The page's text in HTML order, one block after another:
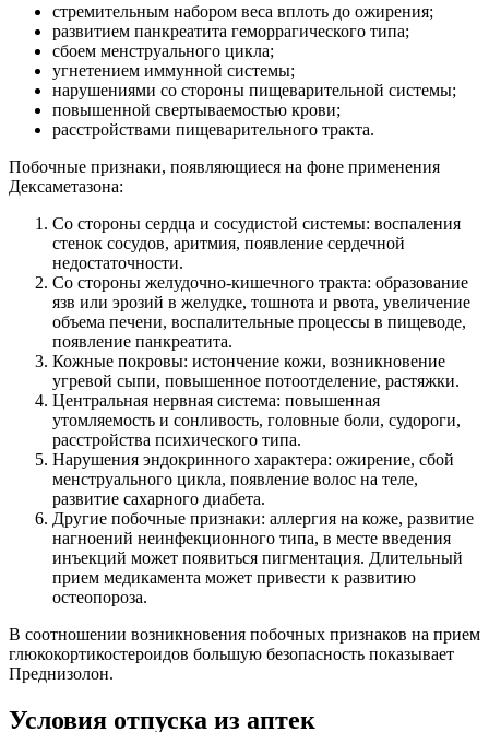
стремительным набором веса вплоть до ожирения;
развитием панкреатита геморрагического типа;
сбоем менструального цикла;
угнетением иммунной системы;
нарушениями со стороны пищеварительной системы;
повышенной свертываемостью крови;
расстройствами пищеварительного тракта.
Побочные признаки, появляющиеся на фоне применения
Дексаметазона:
Со стороны сердца и сосудистой системы: воспаления
стенок сосудов, аритмия, появление сердечной
недостаточности.
Со стороны желудочно-кишечного тракта: образование
язв или эрозий в желудке, тошнота и рвота, увеличение
объема печени, воспалительные процессы в пищеводе,
появление панкреатита.
Кожные покровы: истончение кожи, возникновение
угревой сыпи, повышенное потоотделение, растяжки.
Центральная нервная система: повышенная
утомляемость и сонливость, головные боли, судороги,
расстройства психического типа.
Нарушения эндокринного характера: ожирение, сбой
менструального цикла, появление волос на теле,
развитие сахарного диабета.
Другие побочные признаки: аллергия на коже, развитие
нагноений неинфекционного типа, в месте введения
инъекций может появиться пигментация. Длительный
прием медикамента может привести к развитию
остеопороза.
В соотношении возникновения побочных признаков на прием
глюкокортикостероидов большую безопасность показывает
Преднизолон.
Условия отпуска из аптек